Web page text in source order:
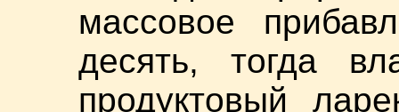
массовое
десять, тогда
продуктовый